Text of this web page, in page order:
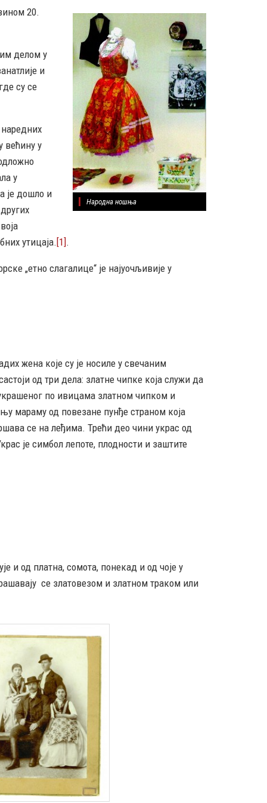
Народна ношња
20.
делом у
и
су се
већину у
у
је дошло и
утицаја. [1] .
„етно слагалице“ је најуочљивије у
жена које су је носиле у свечаним
од три дела: златне чипке која служи да
по ивицама златном чипком и
мараму од повезане пунђе страном која
се на леђима. Трећи део чини украс од
је симбол лепоте, плодности и заштите
и од платна, сомота, понекад и од чоје у
се златовезом и златном траком или